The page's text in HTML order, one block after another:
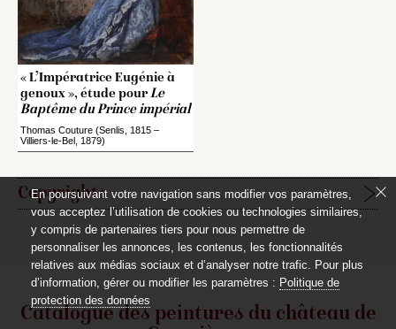
« L’Impératrice Eugénie à
genoux », étude pourLe
Baptême du Prince impérial
Thomas Couture (Senlis, 1815 –
Villiers-le-Bel, 1879)
Copyrights
Étapes de publication :
2020-06-15, publication initiale de la notice rédigée par
Jacques Kuhnmunch
Pour citer cet article :
Catalogue des peintures du château de
En poursuivant votre navigation sans modifier vos paramètres,
vous acceptez l’utilisation de cookies ou technologies similaires,
y compris de partenaires tiers pour nous permettre de
personnaliser les annonces, les contenus, les fonctionnalités
relatives aux médias sociaux et d’analyser notre trafic. Pour plus
d’information, gérer ou modifier les paramètres : Politique de
protection des données